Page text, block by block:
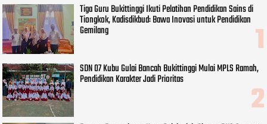
Tiga Guru Bukittinggi Ikuti Pelatihan Pendidikan Sains di
Tiongkok, Kadisdikbud: Bawa Inovasi untuk Pendidikan
Gemilang
SDN 07 Kubu Gulai Bancah Bukittinggi Mulai MPLS Ramah,
Pendidikan Karakter Jadi Prioritas